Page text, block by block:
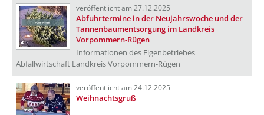
veröffentlicht am 27.12.2025
Abfuhrtermine in der Neujahrswoche und der
Tannenbaumentsorgung im Landkreis
Vorpommern-Rügen
Informationen des Eigenbetriebes
Abfallwirtschaft Landkreis Vorpommern-Rügen
veröffentlicht am 24.12.2025
Weihnachtsgruß